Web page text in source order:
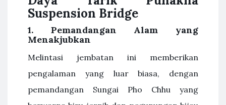
Suspension Bridge
1. Pemandangan Alam yang
Menakjubkan
Melintasi jembatan ini memberikan
pengalaman yang luar biasa, dengan
pemandangan Sungai Pho Chhu yang